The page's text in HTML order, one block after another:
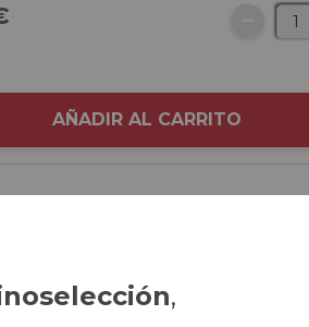
AÑADIR AL CARRITO
Muga Rosado 2025
Muga ,